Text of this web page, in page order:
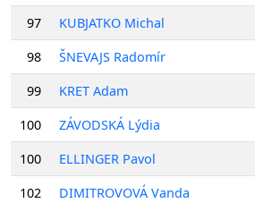
97
KUBJATKO Michal
98
ŠNEVAJS Radomír
99
KRET Adam
100
ZÁVODSKÁ Lýdia
100
ELLINGER Pavol
102
DIMITROVOVÁ Vanda